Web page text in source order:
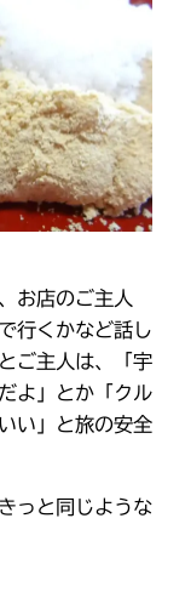
お店のご主人
行くかなど話し
ご主人は、「宇
よ」とか「クル
い」と旅の安全
っと同じような